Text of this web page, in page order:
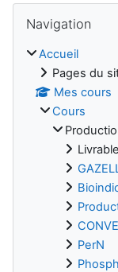
Blocs
Navigation
Accueil
Pages du
Mes cours
Cours
PerN